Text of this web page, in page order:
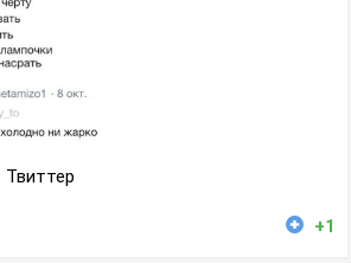
Твиттер
+1